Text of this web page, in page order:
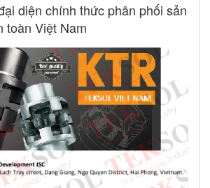
diện chính thức phân phối sản
toàn Việt Nam